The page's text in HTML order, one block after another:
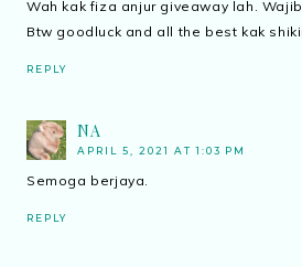
Wah kak fiza anjur giveaway lah.
Btw goodluck and all the best kak
REPLY
NA
APRIL 5, 2021 AT 1:03 PM
Semoga berjaya.
REPLY